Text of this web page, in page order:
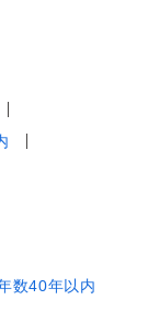
数40年以内